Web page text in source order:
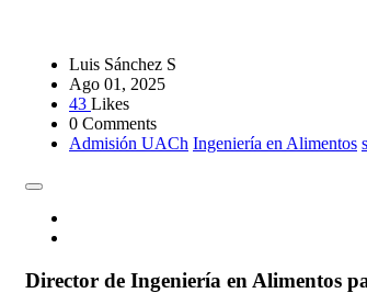
Luis Sánchez S
Ago 01, 2025
43 Likes
0 Comments
Admisión UACh Ingeniería en Alimentos
Director de Ingeniería en Alimentos